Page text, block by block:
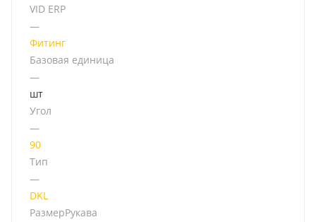
VID ERP
—
Фитинг
Базовая единица
—
шт
Угол
—
90
Тип
—
DKL
РазмерРукава